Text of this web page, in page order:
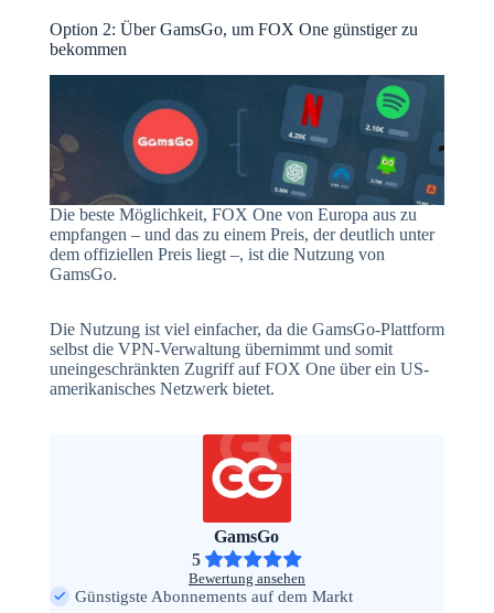
Option 2: Über GamsGo, um FOX One günstiger zu
bekommen
Die beste Möglichkeit, FOX One von Europa aus zu
empfangen – und das zu einem Preis, der deutlich unter
dem offiziellen Preis liegt –, ist die Nutzung von
GamsGo.
Die Nutzung ist viel einfacher, da die GamsGo-Plattform
selbst die VPN-Verwaltung übernimmt und somit
uneingeschränkten Zugriff auf FOX One über ein US-
amerikanisches Netzwerk bietet.
GamsGo
5
Bewertung ansehen
Günstigste Abonnements auf dem Markt